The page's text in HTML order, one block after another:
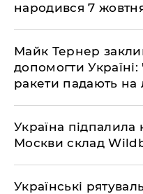
народився 7
Майк Тернер
допомогти
ракети падають
Україна
Москви склад
Українські